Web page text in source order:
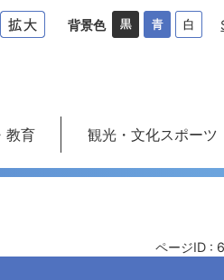
背景色
教育 観光・文化スポーツ
ページID :